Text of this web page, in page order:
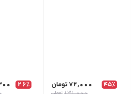
45٪ 72,000 تومان 26٪